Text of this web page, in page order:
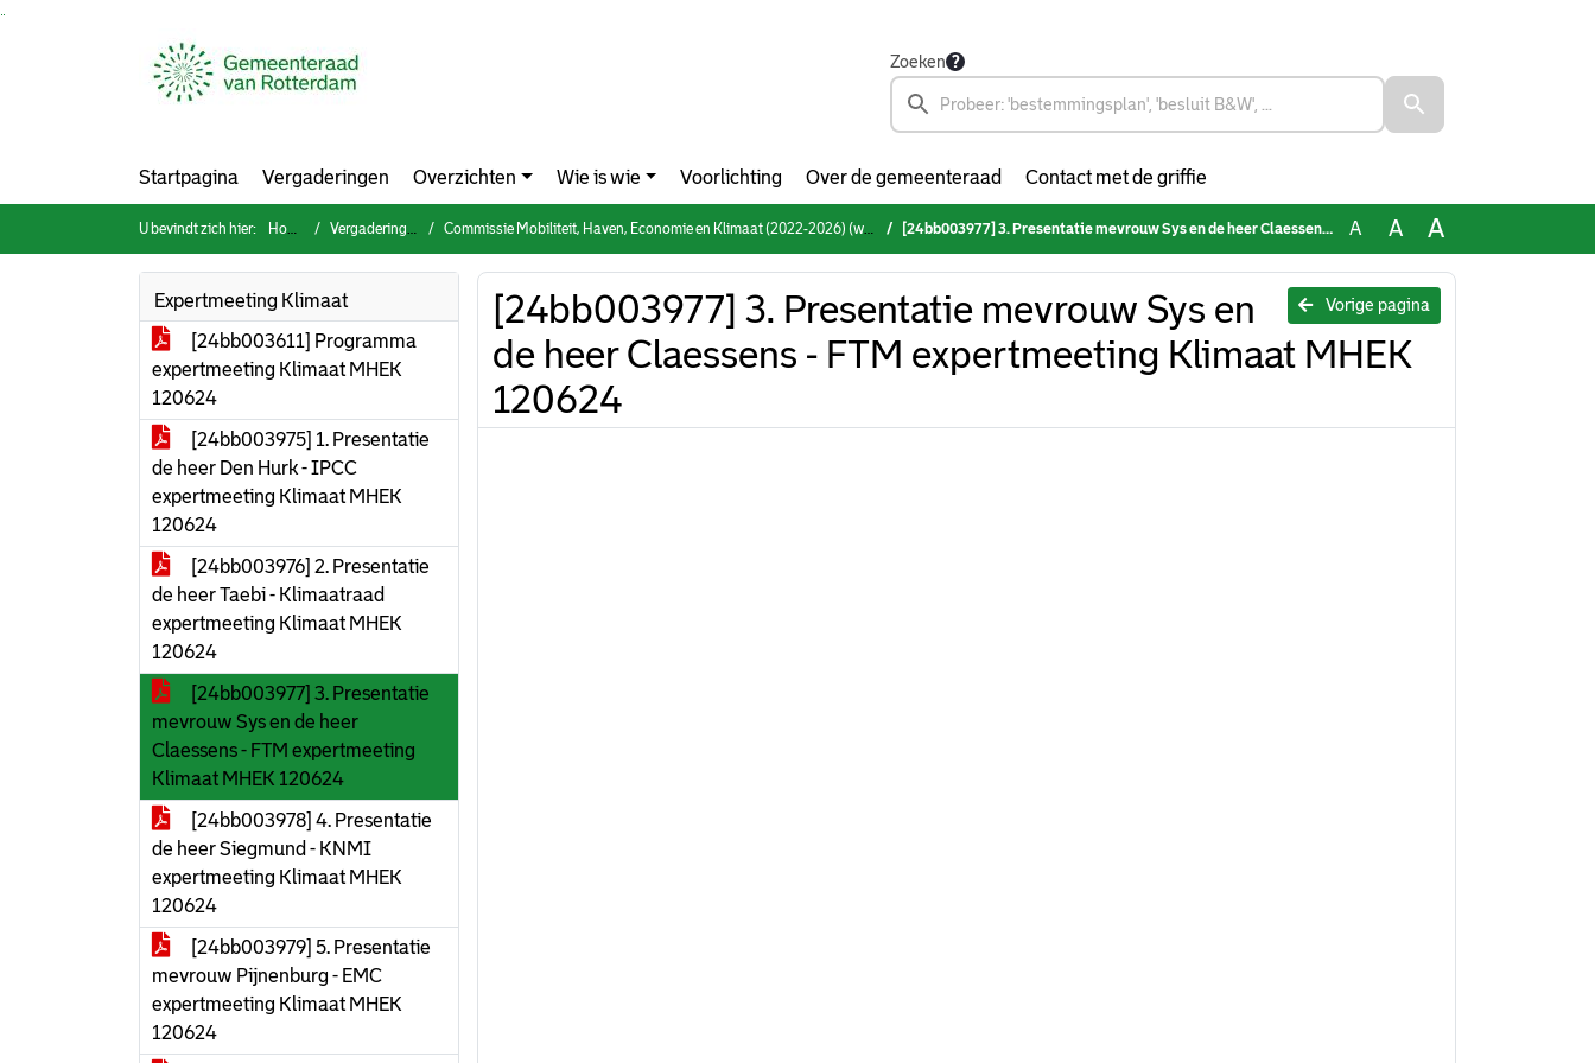
Zoeken
Startpagina Vergaderingen Overzichten Wie is wie Voorlichting Over de gemeenteraad Contact met de griffie
U bevindt zich hier: Home Vergaderingen Commissie Mobiliteit, Haven, Economie en Klimaat (2022-2026) (woensdag 12 juni 2024) [24bb003977] 3. Presentatie mevrouw Sys en de heer Claessens - FTM expertmeeting Klimaat MHEK 120624 A A A
Expertmeeting Klimaat
[24bb003611] Programma
expertmeeting Klimaat MHEK
120624
[24bb003975] 1. Presentatie
de heer Den Hurk - IPCC
expertmeeting Klimaat MHEK
120624
[24bb003976] 2. Presentatie
de heer Taebi - Klimaatraad
expertmeeting Klimaat MHEK
120624
[24bb003977] 3. Presentatie
mevrouw Sys en de heer
Claessens - FTM expertmeeting
Klimaat MHEK 120624
[24bb003978] 4. Presentatie
de heer Siegmund - KNMI
expertmeeting Klimaat MHEK
120624
[24bb003979] 5. Presentatie
mevrouw Pijnenburg - EMC
expertmeeting Klimaat MHEK
120624
Vorige pagina
[24bb003977] 3. Presentatie mevrouw Sys en
de heer Claessens - FTM expertmeeting Klimaat MHEK
120624